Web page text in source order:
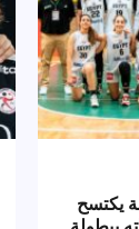
يكتسح